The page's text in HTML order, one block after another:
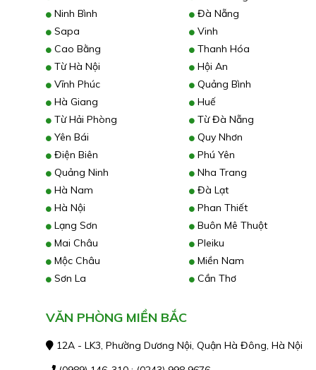
Ninh Bình
Sapa
Cao Bằng
Từ Hà Nội
Vĩnh Phúc
Hà Giang
Từ Hải Phòng
Yên Bái
Điện Biên
Quảng Ninh
Hà Nam
Hà Nội
Lạng Sơn
Mai Châu
Mộc Châu
Sơn La
Đà Nẵng
Vinh
Thanh Hóa
Hội An
Quảng Bình
Huế
Từ Đà Nẵng
Quy Nhơn
Phú Yên
Nha Trang
Đà Lạt
Phan Thiết
Buôn Mê Thuột
Pleiku
Miền Nam
Cần Thơ
VĂN PHÒNG MIỀN BẮC
12A - LK3, Phường Dương Nội, Quận Hà Đông, Hà Nội